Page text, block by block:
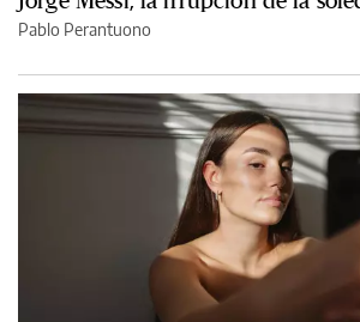
Pablo Perantuono